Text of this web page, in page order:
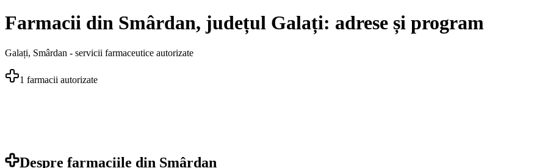
Farmacii din Smârdan, județul Galați: adrese și program
Galați, Smârdan - servicii farmaceutice autorizate
1 farmacii autorizate
Despre farmaciile din Smârdan